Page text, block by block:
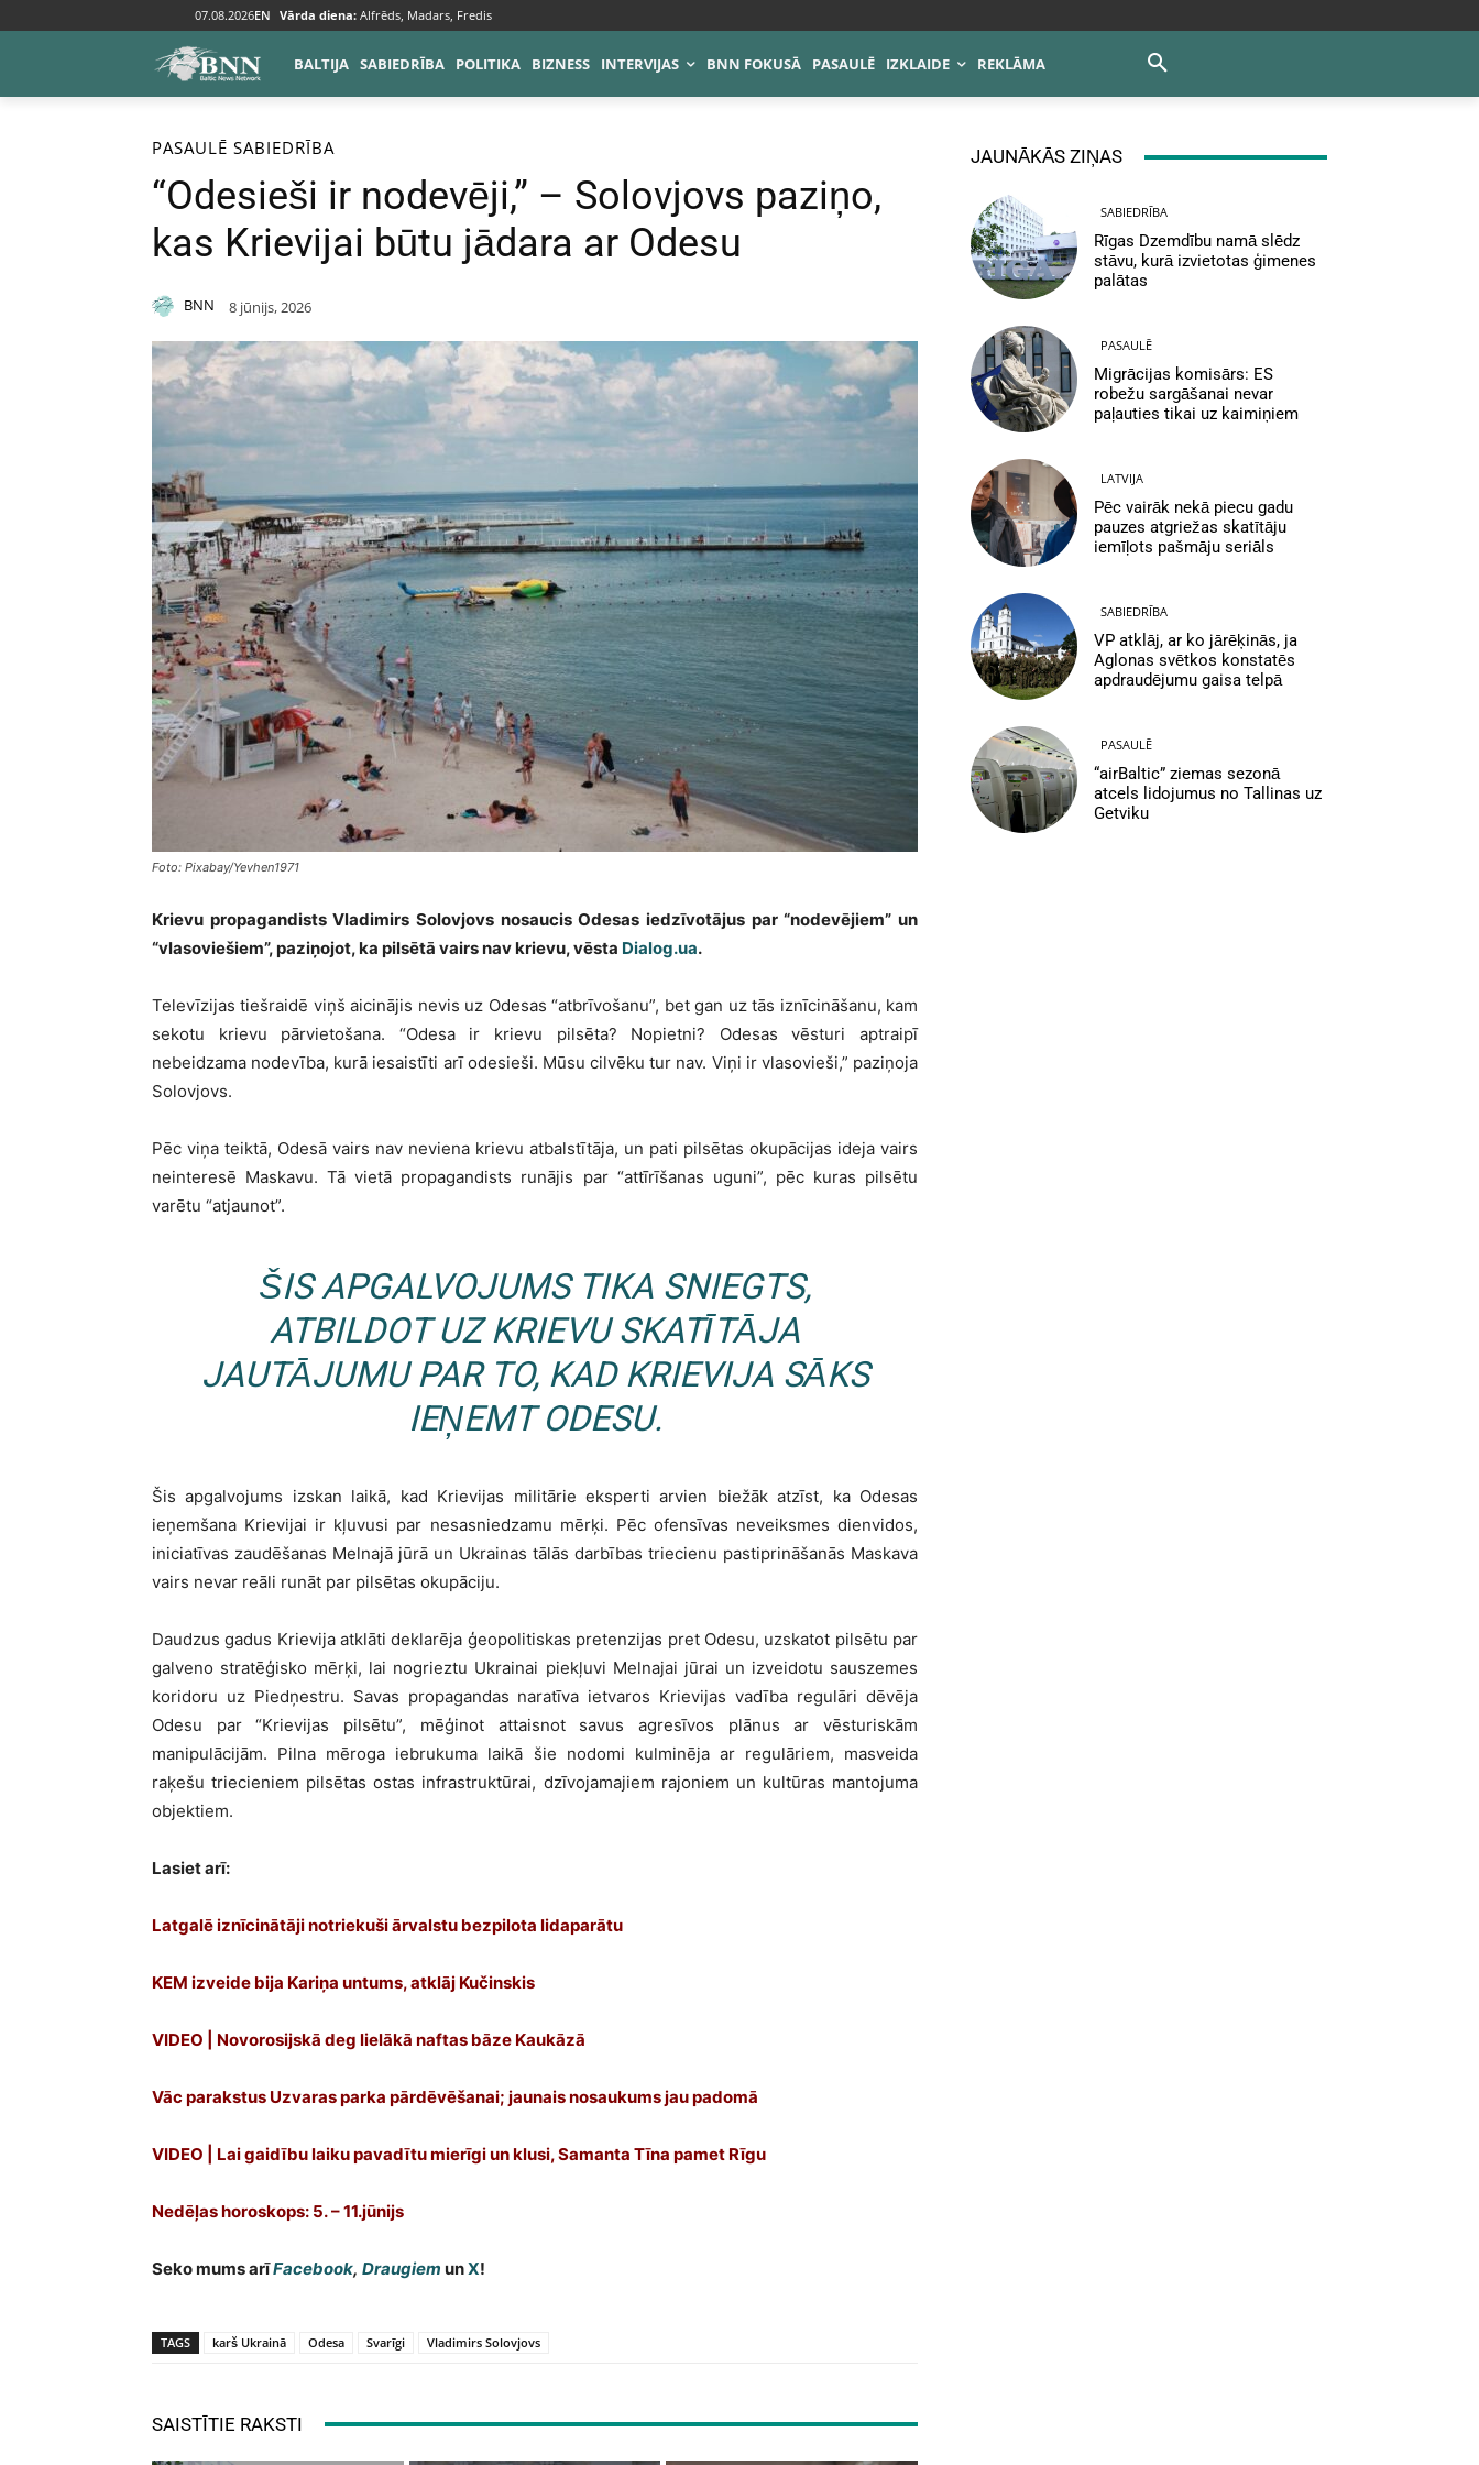
07.08.2026EN Vārda diena: Alfrēds, Madars, Fredis
BALTIJA SABIEDRĪBA POLITIKA BIZNESS INTERVIJAS BNN FOKUSĀ PASAULĒ IZKLAIDE REKLĀMA
Sākums Pasaulē
PASAULĒ SABIEDRĪBA
“Odesieši ir nodevēji,” – Solovjovs paziņo,
kas Krievijai būtu jādara ar Odesu
BNN 8 jūnijs, 2026
Foto: Pixabay/Yevhen1971
Krievu propagandists Vladimirs Solovjovs nosaucis Odesas iedzīvotājus par “nodevējiem” un
“vlasoviešiem”, paziņojot, ka pilsētā vairs nav krievu, vēsta Dialog.ua.
Televīzijas tiešraidē viņš aicinājis nevis uz Odesas “atbrīvošanu”, bet gan uz tās iznīcināšanu, kam
sekotu krievu pārvietošana. “Odesa ir krievu pilsēta? Nopietni? Odesas vēsturi aptraipī
nebeidzama nodevība, kurā iesaistīti arī odesieši. Mūsu cilvēku tur nav. Viņi ir vlasovieši,” paziņoja
Solovjovs.
Pēc viņa teiktā, Odesā vairs nav neviena krievu atbalstītāja, un pati pilsētas okupācijas ideja vairs
neinteresē Maskavu. Tā vietā propagandists runājis par “attīrīšanas uguni”, pēc kuras pilsētu
varētu “atjaunot”.
ŠIS APGALVOJUMS TIKA SNIEGTS,
ATBILDOT UZ KRIEVU SKATĪTĀJA
JAUTĀJUMU PAR TO, KAD KRIEVIJA SĀKS
IEŅEMT ODESU.
Šis apgalvojums izskan laikā, kad Krievijas militārie eksperti arvien biežāk atzīst, ka Odesas
ieņemšana Krievijai ir kļuvusi par nesasniedzamu mērķi. Pēc ofensīvas neveiksmes dienvidos,
iniciatīvas zaudēšanas Melnajā jūrā un Ukrainas tālās darbības triecienu pastiprināšanās Maskava
vairs nevar reāli runāt par pilsētas okupāciju.
Daudzus gadus Krievija atklāti deklarēja ģeopolitiskas pretenzijas pret Odesu, uzskatot pilsētu par
galveno stratēģisko mērķi, lai nogrieztu Ukrainai piekļuvi Melnajai jūrai un izveidotu sauszemes
koridoru uz Piedņestru. Savas propagandas naratīva ietvaros Krievijas vadība regulāri dēvēja
Odesu par “Krievijas pilsētu”, mēģinot attaisnot savus agresīvos plānus ar vēsturiskām
manipulācijām. Pilna mēroga iebrukuma laikā šie nodomi kulminēja ar regulāriem, masveida
raķešu triecieniem pilsētas ostas infrastruktūrai, dzīvojamajiem rajoniem un kultūras mantojuma
objektiem.
Lasiet arī:
Latgalē iznīcinātāji notriekuši ārvalstu bezpilota lidaparātu
KEM izveide bija Kariņa untums, atklāj Kučinskis
VIDEO | Novorosijskā deg lielākā naftas bāze Kaukāzā
Vāc parakstus Uzvaras parka pārdēvēšanai; jaunais nosaukums jau padomā
VIDEO | Lai gaidību laiku pavadītu mierīgi un klusi, Samanta Tīna pamet Rīgu
Nedēļas horoskops: 5. – 11.jūnijs
Seko mums arīFacebook, Draugiem unX!
TAGS karš Ukrainā Odesa Svarīgi Vladimirs Solovjovs
SAISTĪTIE RAKSTI
JAUNĀKĀS ZIŅAS
SABIEDRĪBA
Rīgas Dzemdību namā slēdz
stāvu, kurā izvietotas ģimenes
palātas
PASAULĒ
Migrācijas komisārs: ES
robežu sargāšanai nevar
paļauties tikai uz kaimiņiem
LATVIJA
Pēc vairāk nekā piecu gadu
pauzes atgriežas skatītāju
iemīļots pašmāju seriāls
SABIEDRĪBA
VP atklāj, ar ko jārēķinās, ja
Aglonas svētkos konstatēs
apdraudējumu gaisa telpā
PASAULĒ
“airBaltic” ziemas sezonā
atcels lidojumus no Tallinas uz
Getviku